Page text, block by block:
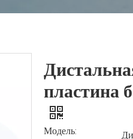
пластина
Модель: